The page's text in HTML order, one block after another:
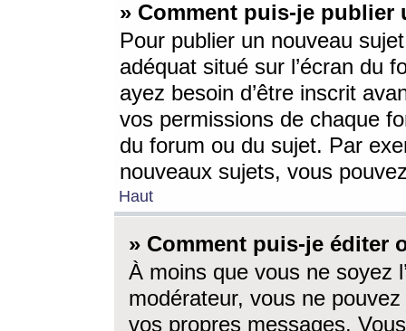
» Comment puis-je
Pour publier un nouveau
adéquat situé sur l’écran du
ayez besoin d’être inscrit
vos permissions de chaque
du forum ou du sujet. Par
nouveaux sujets, vous
Haut
» Comment puis-je éditer
À moins que vous ne soyez
modérateur, vous ne
vos propres messages.